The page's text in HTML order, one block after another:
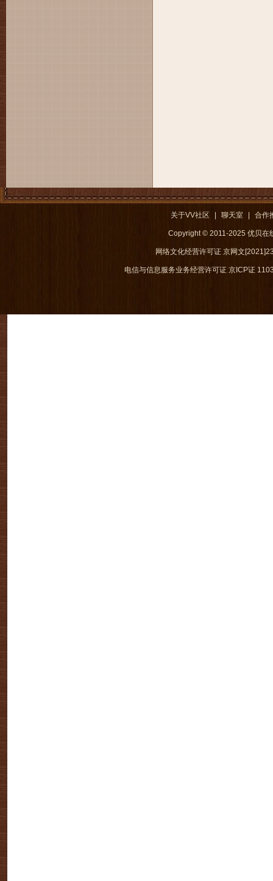
关于VV社区 聊天室 合作
Copyright © 2011-2025 优贝在
网络文化经营许可证 京网文
电信与信息服务业务经营许可证 京ICP证